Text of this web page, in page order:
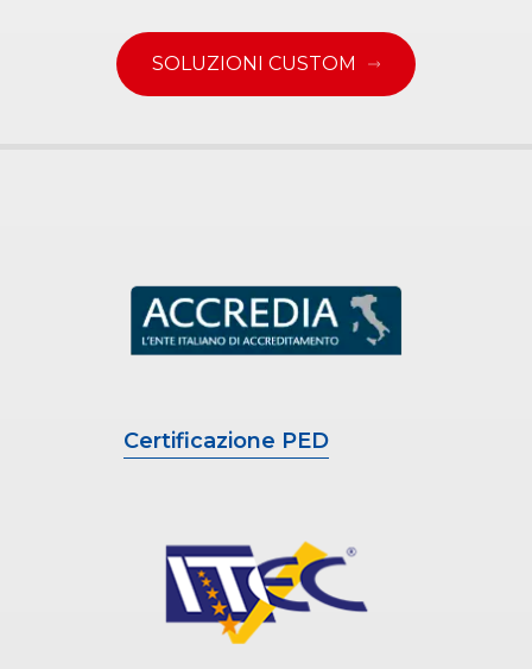
SOLUZIONI CUSTOM
Certificazione PED